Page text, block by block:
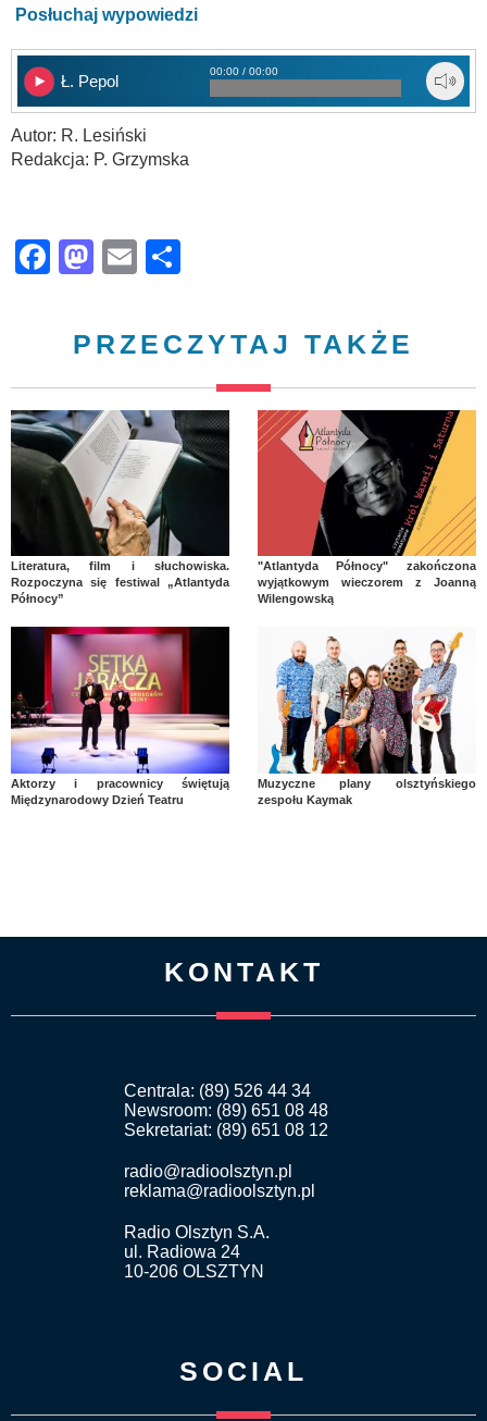
Posłuchaj wypowiedzi
Ł. Pepol
00:00 / 00:00
Autor: R. Lesiński
Redakcja: P. Grzymska
Facebook
Mastodon
Email
PRZECZYTAJ TAKŻE
Literatura, film i słuchowiska.
Rozpoczyna się festiwal „Atlantyda
Północy”
"Atlantyda Północy" zakończona
wyjątkowym wieczorem z Joanną
Wilengowską
Aktorzy i pracownicy świętują
Międzynarodowy Dzień Teatru
Muzyczne plany olsztyńskiego
zespołu Kaymak
KONTAKT
Centrala: (89) 526 44 34
Newsroom: (89) 651 08 48
Sekretariat: (89) 651 08 12
radio@radioolsztyn.pl
reklama@radioolsztyn.pl
Radio Olsztyn S.A.
ul. Radiowa 24
10-206 OLSZTYN
SOCIAL